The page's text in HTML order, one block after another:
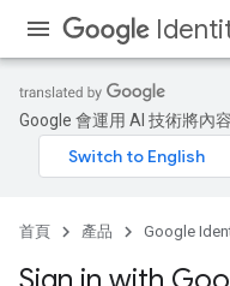
Google 會運用 AI 技術將內
首頁 產品 Google